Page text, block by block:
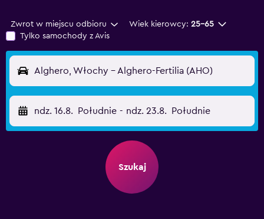
Zwrot w miejscu odbioru Wiek kierowcy: 25-65
Tylko samochody z Avis
Alghero, Włochy - Alghero-Fertilia (AHO)
ndz. 16.8. Południe - ndz. 23.8. Południe
Szukaj